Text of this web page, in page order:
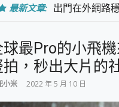
最新文章: 出門在外網路
專為 PC上的
台灣製攝影機
測
電力超超超持
超懂拍、耐用
球最Pro的小飛
拍，秒出大片的
小米 2022 年 5 月 10 日